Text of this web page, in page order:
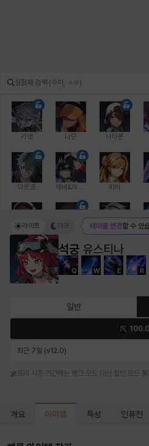
가넷 나딘 나타폰
다르코 띠아
레온 루크
바바라 버니스 블레어
석궁 유스티나
Q W E R
라이트 다크 테마를 변경할 수 있
일반
최근 7일 (v12.0)
프리 시즌 기간에는 랭크 모드 대신 일반 모드
개요 아이템 특성 인퓨전